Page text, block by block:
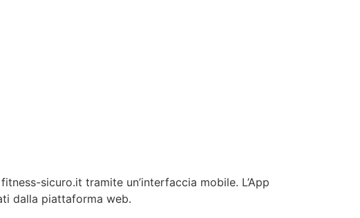
sicuro.it tramite un’interfaccia mobile. L’App
dalla piattaforma web.